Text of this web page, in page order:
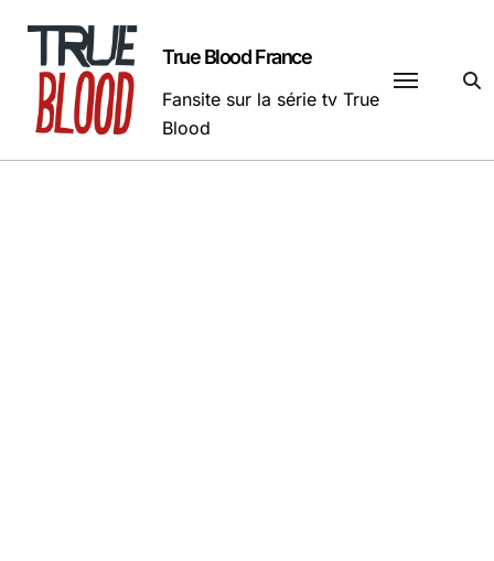
contenu
True Blood France
Fansite sur la série tv True
Blood